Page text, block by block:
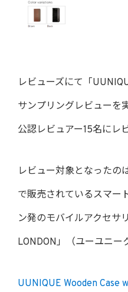
レビューズにて「
サンプリングレビューを
公認レビュアー15名にレ
レビュー対象となったの
で販売されているスマー
ン発のモバイルアクセサ
LONDON」（ユーユニー
UUNIQUE Wooden Case